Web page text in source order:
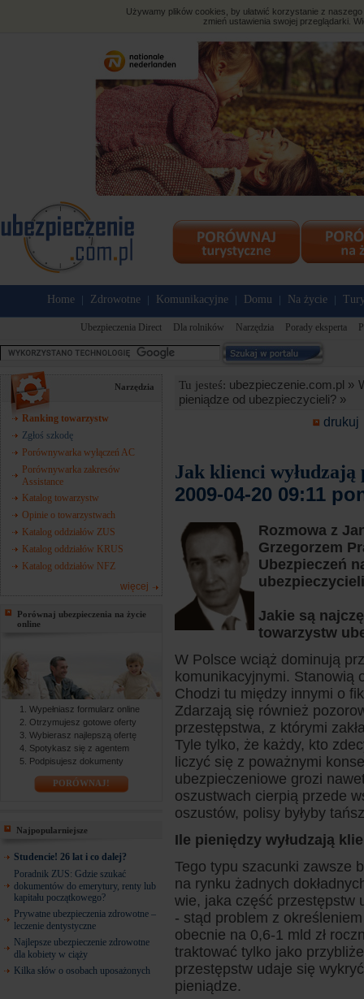
Używamy plików cookies, by ułatwić korzystanie z
zmień ustawienia swojej przeglądarki.
Home Zdrowotne Komunikacyjne Domu Na życie
Ubezpieczenia Direct Dla rolników Narzędzia Porady eksperta
Narzędzia
Ranking towarzystw
Zgłoś szkodę
Porównywarka wyłączeń AC
Porównywarka zakresów
Assistance
Katalog towarzystw
Opinie o towarzystwach
Katalog oddziałów ZUS
Katalog oddziałów KRUS
Katalog oddziałów NFZ
więcej
Porównaj ubezpieczenia na życie
online
Wypełniasz formularz online
Otrzymujesz gotowe oferty
Wybierasz najlepszą ofertę
Spotykasz się z agentem
Podpisujesz dokumenty
PORÓWNAJ!
Najpopularniejsze
Studencie! 26 lat i co dalej?
Poradnik ZUS: Gdzie szukać
dokumentów do emerytury, renty lub
kapitału początkowego?
Prywatne ubezpieczenia zdrowotne –
leczenie dentystyczne
Najlepsze ubezpieczenie zdrowotne
dla kobiety w ciąży
Kilka słów o osobach uposażonych
Tu jesteś: ubezpieczenie.com.pl »
pieniądze od ubezpieczycieli? »
drukuj
Jak klienci wyłudzają
2009-04-20 09:11
Rozmowa z
Grzegorzem
Ubezpieczeń
Jakie są
towarzystw
W Polsce wciąż dominują
komunikacyjnymi. Stanowią
Chodzi tu między innymi o
Zdarzają się również
przestępstwa, z którymi
Tyle tylko, że każdy, kto
liczyć się z poważnymi
ubezpieczeniowe grozi
oszustwach cierpią przede
oszustów, polisy byłyby
Ile pieniędzy wyłudzają
Tego typu szacunki zawsze
na rynku żadnych
wie, jaka część przestępstw
- stąd problem z
obecnie na 0,6-1 mld zł
traktować tylko jako
przestępstw udaje się
pieniądze.